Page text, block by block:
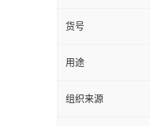
货号
用途
组织来源